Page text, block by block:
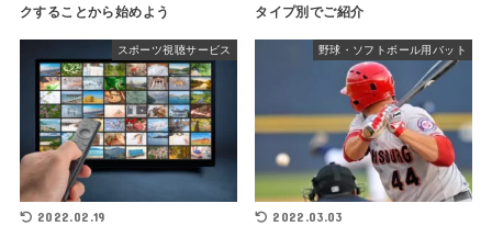
クすることから始めよう
タイプ別でご紹介
スポーツ視聴サービス
2022.02.19
野球・ソフトボール用バット
2022.03.03